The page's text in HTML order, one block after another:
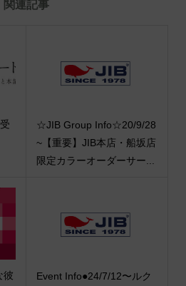
関連記事
☆JIB Group Info☆20/9/28
~【重要】JIB本店・船坂店
限定カラーオーダーサー...
彼
Event Info●24/7/12〜ルク